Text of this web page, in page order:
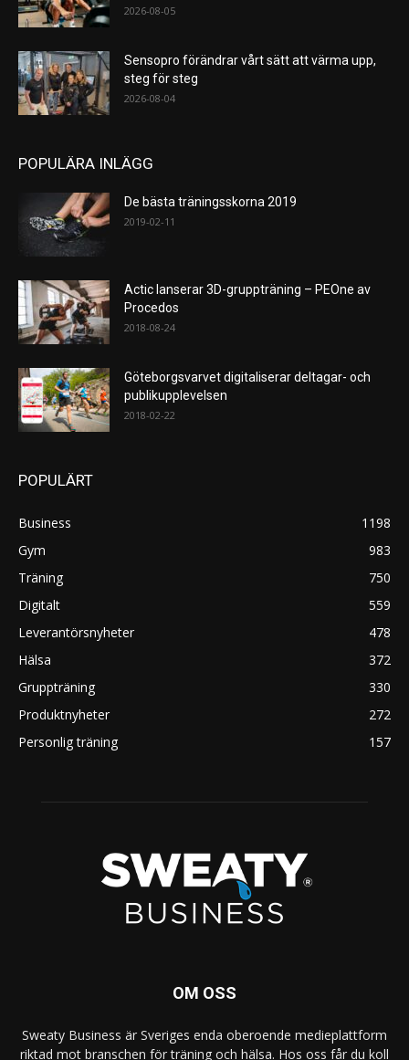
2026-08-05
Sensopro förändrar vårt sätt att värma upp,
steg för steg
2026-08-04
POPULÄRA INLÄGG
De bästa träningsskorna 2019
2019-02-11
Actic lanserar 3D-gruppträning – PEOne av
Procedos
2018-08-24
Göteborgsvarvet digitaliserar deltagar- och
publikupplevelsen
2018-02-22
POPULÄRT
Business
1198
Gym
983
Träning
750
Digitalt
559
Leverantörsnyheter
478
Hälsa
372
Gruppträning
330
Produktnyheter
272
Personlig träning
157
OM OSS
Sweaty Business är Sveriges enda oberoende medieplattform
riktad mot branschen för träning och hälsa. Hos oss får du koll